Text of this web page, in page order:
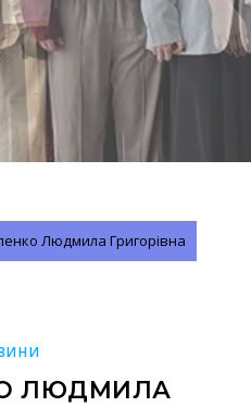
Людмила Григорівна
ЛЮДМИЛА